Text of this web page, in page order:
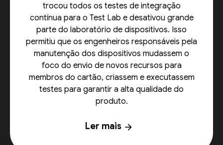
trocou todos os testes de integração
contínua para o Test Lab e desativou grande
parte do laboratório de dispositivos. Isso
permitiu que os engenheiros responsáveis pela
manutenção dos dispositivos mudassem o
foco do envio de novos recursos para
membros do cartão, criassem e executassem
testes para garantir a alta qualidade do
produto.
Ler mais arrow_forward